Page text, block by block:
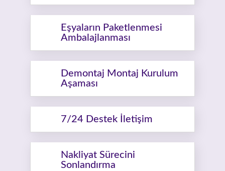
Eşyaların Paketlenmesi
Ambalajlanması
Demontaj Montaj Kurulum
Aşaması
7/24 Destek İletişim
Nakliyat Sürecini
Sonlandırma